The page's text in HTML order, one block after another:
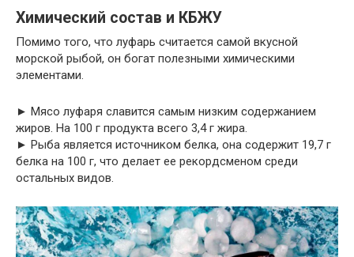
Химический состав и КБЖУ
Помимо того, что луфарь считается самой вкусной
морской рыбой, он богат полезными химическими
элементами.
► Мясо луфаря славится самым низким содержанием
жиров. На 100 г продукта всего 3,4 г жира.
► Рыба является источником белка, она содержит 19,7 г
белка на 100 г, что делает ее рекордсменом среди
остальных видов.